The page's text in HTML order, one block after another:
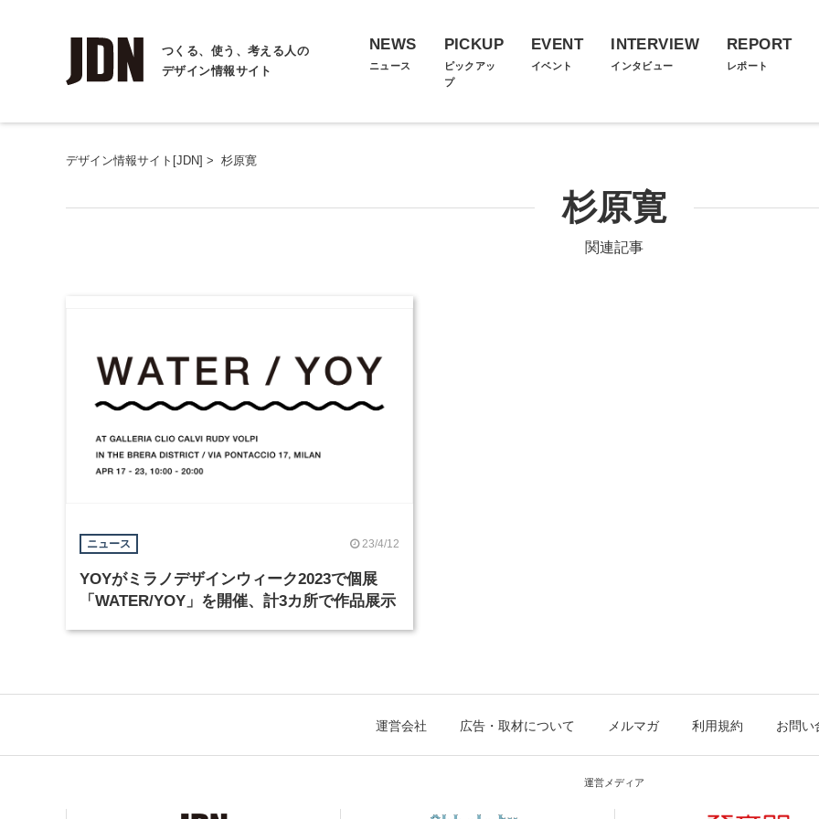
つくる、使う、考える人の
デザイン情報サイト
NEWS
ニュース
PICKUP
ピックアッ
プ
EVENT
イベント
INTERVIEW
インタビュー
REPORT
レポート
デザイン情報サイト[JDN] > 杉原寛
杉原寛
関連記事
ニュース 23/4/12
YOYがミラノデザインウィーク2023で個展
「WATER/YOY」を開催、計3カ所で作品展示
運営会社 広告・取材について メルマガ 利用規約 お問い
運営メディア